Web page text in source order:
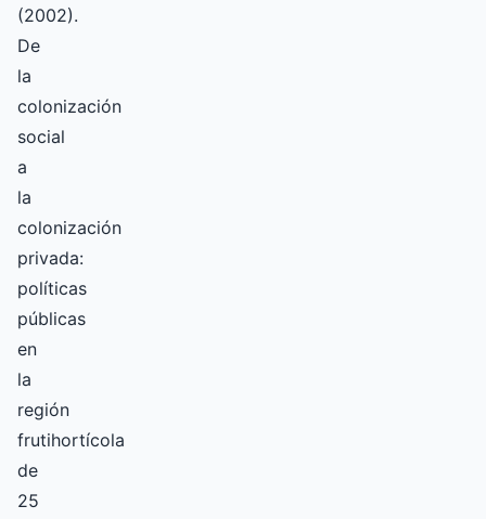
(2002).
De
la
colonización
social
a
la
colonización
privada:
políticas
públicas
en
la
región
frutihortícola
de
25